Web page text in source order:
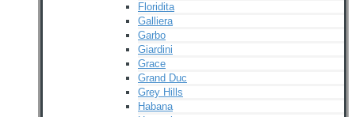
Floridita
Galliera
Garbo
Giardini
Grace
Grand Duc
Grey Hills
Habana